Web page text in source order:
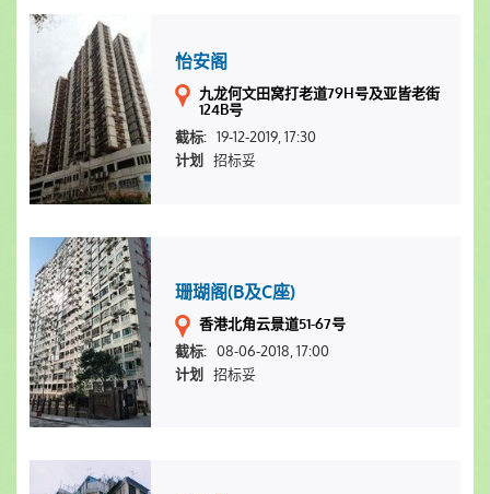
怡安阁
九龙何文田窝打老道79H号及亚皆老街
124B号
截标: 19-12-2019, 17:30
计划 招标妥
珊瑚阁(B及C座)
香港北角云景道51-67号
截标: 08-06-2018, 17:00
计划 招标妥